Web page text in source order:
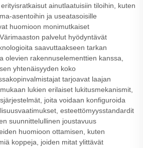
ainutlaatuisiin tiloihin, kuten
asentoihin ja useatasoisille
huomioon monimutkaiset
palvelut hyödyntävät
saavuttaakseen tarkan
olevien rakennuselementtien kanssa,
yhtenäisyyden koko
tarjoavat laajan
lukien erilaiset lukitusmekanismit,
joita voidaan konfiguroida
esteettömyysstandardit
suunnittelullinen joustavuus
huomioon ottamisen, kuten
koppeja, joiden mitat ylittävät